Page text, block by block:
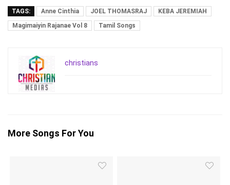
TAGS: Anne Cinthia JOEL THOMASRAJ
KEBA JEREMIAH
Magimaiyin Rajanae Vol 8
Tamil Songs
christians
More Songs For You